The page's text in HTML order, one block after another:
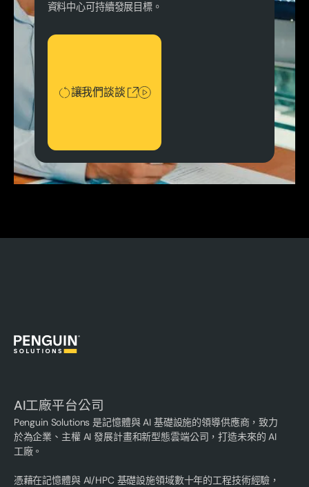
資料中心可持續發展目標。
讓我們談談
讓我們談談
AI工廠平台公司
Penguin Solutions 是記憶體與 AI 基礎設施的領導供應商，致力
於為企業、主權 AI 發展計畫和新型態雲端公司，打造未來的 AI
工廠。
憑藉在記憶體與 AI/HPC 基礎設施領域數十年的工程技術經驗，